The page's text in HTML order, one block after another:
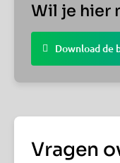
Wil je hier
Download de
Vragen